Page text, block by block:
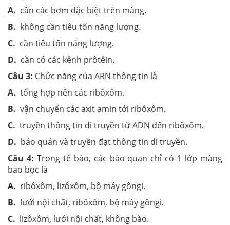
A. cần các bơm đặc biệt trên màng.
B. không cần tiêu tốn năng lượng.
C. cần tiêu tốn năng lượng.
D. cần có các kênh prôtêin.
Câu 3: Chức năng của ARN thông tin là
A. tổng hợp nên các ribôxôm.
B. vận chuyển các axit amin tới ribôxôm.
C. truyền thông tin di truyền từ ADN đến ribôxôm.
D. bảo quản và truyền đạt thông tin di truyền.
Câu 4: Trong tế bào, các bào quan chỉ có 1 lớp màng
bao bọc là
A. ribôxôm, lizôxôm, bộ máy gôngi.
B. lưới nội chất, ribôxôm, bộ máy gôngi.
C. lizôxôm, lưới nội chất, không bào.